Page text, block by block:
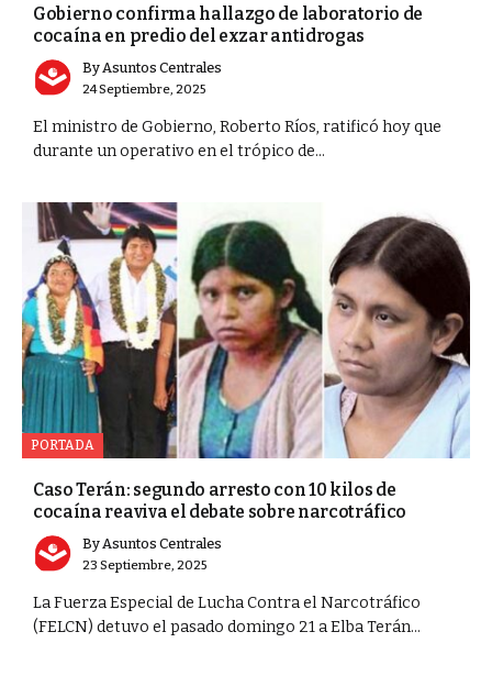
Gobierno confirma hallazgo de laboratorio de
cocaína en predio del exzar antidrogas
ByAsuntos Centrales
24 Septiembre, 2025
El ministro de Gobierno, Roberto Ríos, ratificó hoy que
durante un operativo en el trópico de...
PORTADA
Caso Terán: segundo arresto con 10 kilos de
cocaína reaviva el debate sobre narcotráfico
ByAsuntos Centrales
23 Septiembre, 2025
La Fuerza Especial de Lucha Contra el Narcotráfico
(FELCN) detuvo el pasado domingo 21 a Elba Terán...